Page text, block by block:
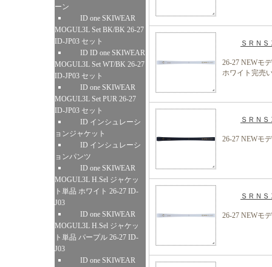
ーン
ID one SKIWEAR
MOGUL3L Set BK/BK 26-27
ID-JP03 セット
ID ID one SKIWEAR
MOGUL3L Set WT/BK 26-27
ID-JP03 セット
ID one SKIWEAR
MOGUL3L Set PUR 26-27
ID-JP03 セット
ID インシュレーシ
ョンジャケット
ID インシュレーシ
ョンパンツ
ID one SKIWEAR
MOGUL3L H.Sel ジャケッ
ト単品 ホワイト 26-27 ID-
J03
ID one SKIWEAR
MOGUL3L H.Sel ジャケッ
ト単品 パープル 26-27 ID-
J03
ID one SKIWEAR
ＳＲＮ
26-27 NEWモ
ホワイト完売
ＳＲＮ
26-27 NEWモ
ＳＲＮ
26-27 NEWモ